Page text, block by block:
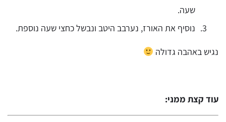
שעה.
נוסיף את האורז, נערבב היטב ונבשל כחצי שעה נוספת.
נגיש באהבה גדולה
עוד קצת ממני: